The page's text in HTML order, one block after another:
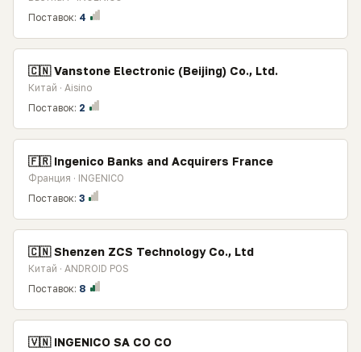
Поставок: 4
🇨🇳 Vanstone Electronic (Beijing) Co., Ltd.
Китай · Aisino
Поставок: 2
🇫🇷 Ingenico Banks and Acquirers France
Франция · INGENICO
Поставок: 3
🇨🇳 Shenzen ZCS Technology Co., Ltd
Китай · ANDROID POS
Поставок: 8
🇻🇳 INGENICO SA CO CO